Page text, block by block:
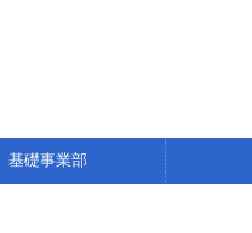
基礎事業部